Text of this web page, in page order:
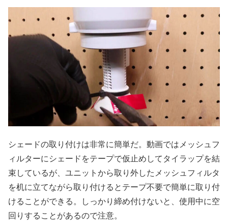
シェードの取り付けは非常に簡単だ。動画ではメッシュフ
ィルターにシェードをテープで仮止めしてタイラップを結
束しているが、ユニットから取り外したメッシュフィルタ
を机に立てながら取り付けるとテープ不要で簡単に取り付
けることができる。しっかり締め付けないと、使用中に空
回りすることがあるので注意。